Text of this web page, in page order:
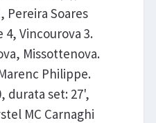
Pereira Soares
Vincourova 3.
Missottenova.
Philippe.
durata set: 27',
MC Carnaghi